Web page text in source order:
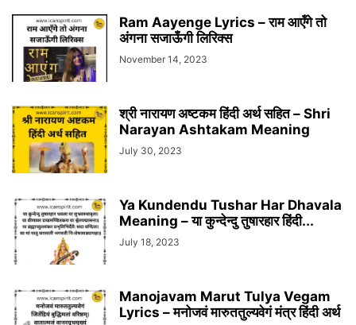
Ram Aayenge Lyrics – राम आएँगे तो
अंगना सजाऊँगी लिरिक्स
November 14, 2023
श्री नारायण अष्टकम हिंदी अर्थ सहित – Shri
Narayan Ashtakam Meaning
July 30, 2023
Ya Kundendu Tushar Har Dhavala
Meaning – या कुन्देन्दु तुषारहार हिंदी...
July 18, 2023
Manojavam Marut Tulya Vegam
Lyrics – मनोजवं मारुततुल्यवेगं मंत्र हिंदी अर्थ